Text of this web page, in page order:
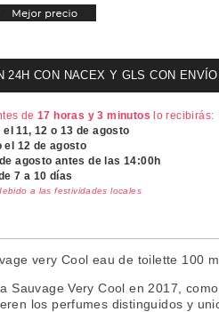
24H CON NACEX Y GLS CON
de17 horas y 3 minutos lo recibirás:
el11, 12 o 13 de agosto
el 12 de agosto
agosto antes de las 14:00h
7 a 10 días
a las festividades locales
very Cool eau de toilette 100
Sauvage Very Cool en 2017,
los perfumes distinguidos y